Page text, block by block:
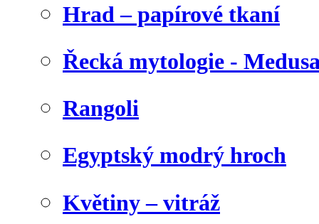
Hrad – papírové tkaní
Řecká mytologie -
Rangoli
Egyptský modrý hroch
Květiny – vitráž